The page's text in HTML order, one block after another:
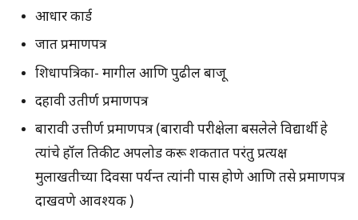
आधार कार्ड
जात प्रमाणपत्र
शिधापत्रिका- मागील आणि पुढील बाजू
दहावी उतीर्ण प्रमाणपत्र
बारावी उत्तीर्ण प्रमाणपत्र (बारावी परीक्षेला बसलेले विद्यार्थी हे
त्यांचे हॉल तिकीट अपलोड करू शकतात परंतु प्रत्यक्ष
मुलाखतीच्या दिवसा पर्यन्त त्यांनी पास होणे आणि तसे प्रमाणपत्र
दाखवणे आवश्यक )